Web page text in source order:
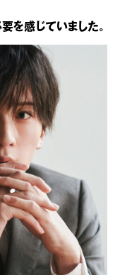
を感じていました。